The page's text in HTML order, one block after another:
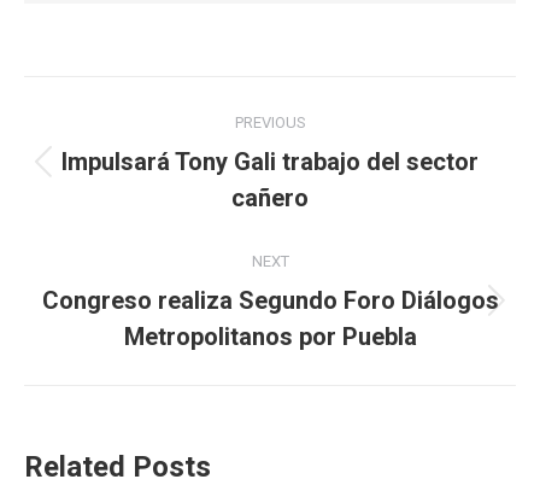
navigation
PREVIOUS
Previous
post:
Impulsará Tony Gali trabajo del sector
cañero
NEXT
Next
post:
Congreso realiza Segundo Foro Diálogos
Metropolitanos por Puebla
Related Posts